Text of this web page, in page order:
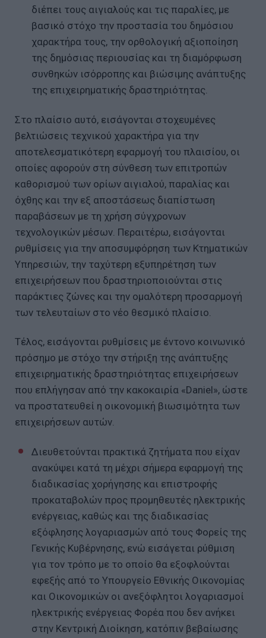
διέπει τους αιγιαλούς και τις παραλίες, με
βασικό στόχο την προστασία του δημόσιου
χαρακτήρα τους, την ορθολογική αξιοποίηση
της δημόσιας περιουσίας και τη διαμόρφωση
συνθηκών ισόρροπης και βιώσιμης ανάπτυξης
της επιχειρηματικής δραστηριότητας.
Στο πλαίσιο αυτό, εισάγονται στοχευμένες
βελτιώσεις τεχνικού χαρακτήρα για την
αποτελεσματικότερη εφαρμογή του πλαισίου, οι
οποίες αφορούν στη σύνθεση των επιτροπών
καθορισμού των ορίων αιγιαλού, παραλίας και
όχθης και την εξ αποστάσεως διαπίστωση
παραβάσεων με τη χρήση σύγχρονων
τεχνολογικών μέσων. Περαιτέρω, εισάγονται
ρυθμίσεις για την αποσυμφόρηση των Κτηματικών
Υπηρεσιών, την ταχύτερη εξυπηρέτηση των
επιχειρήσεων που δραστηριοποιούνται στις
παράκτιες ζώνες και την ομαλότερη προσαρμογή
των τελευταίων στο νέο θεσμικό πλαίσιο.
Τέλος, εισάγονται ρυθμίσεις με έντονο κοινωνικό
πρόσημο με στόχο την στήριξη της ανάπτυξης
επιχειρηματικής δραστηριότητας επιχειρήσεων
που επλήγησαν από την κακοκαιρία «Daniel», ώστε
να προστατευθεί η οικονομική βιωσιμότητα των
επιχειρήσεων αυτών.
Διευθετούνται πρακτικά ζητήματα που είχαν
ανακύψει κατά τη μέχρι σήμερα εφαρμογή της
διαδικασίας χορήγησης και επιστροφής
προκαταβολών προς προμηθευτές ηλεκτρικής
ενέργειας, καθώς και της διαδικασίας
εξόφλησης λογαριασμών από τους Φορείς της
Γενικής Κυβέρνησης, ενώ εισάγεται ρύθμιση
για τον τρόπο με το οποίο θα εξοφλούνται
εφεξής από το Υπουργείο Εθνικής Οικονομίας
και Οικονομικών οι ανεξόφλητοι λογαριασμοί
ηλεκτρικής ενέργειας Φορέα που δεν ανήκει
στην Κεντρική Διοίκηση, κατόπιν βεβαίωσης